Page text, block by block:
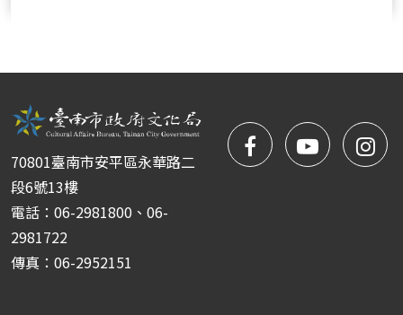
70801臺南市安平區永華路二
段6號13樓
電話：06-2981800、06-
2981722
傳真：06-2952151
facebook